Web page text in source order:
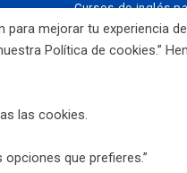
Cursos de inglés
TIENDA ONLINE
para mejorar tu experiencia
Política de cookies.”
las cookies.
opciones que prefieres.”